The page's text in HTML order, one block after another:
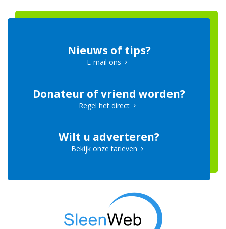
Nieuws of tips?
E-mail ons
Donateur of vriend worden?
Regel het direct
Wilt u adverteren?
Bekijk onze tarieven